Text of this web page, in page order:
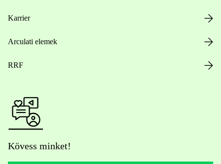
Karrier
Arculati elemek
RRF
Kövess minket!